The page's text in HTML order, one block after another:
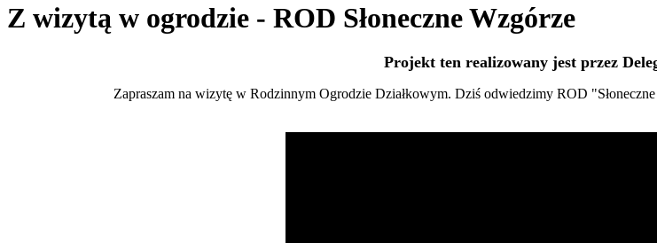
Z wizytą w ogrodzie - ROD Słoneczne Wzgórze
Projekt ten realizowany jest przez
Zapraszam na wizytę w Rodzinnym Ogrodzie Działkowym. Dziś odwiedzimy ROD